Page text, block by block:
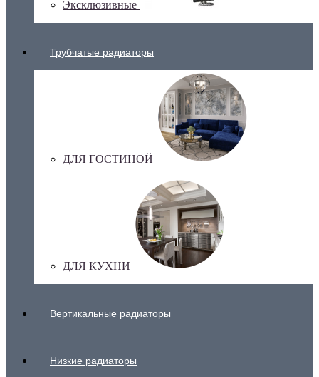
Эксклюзивные
Трубчатые радиаторы
ДЛЯ ГОСТИНОЙ
ДЛЯ КУХНИ
Вертикальные радиаторы
Низкие радиаторы